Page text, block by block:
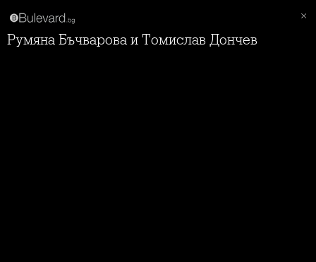
Румяна Бъчварова и Томислав Дончев